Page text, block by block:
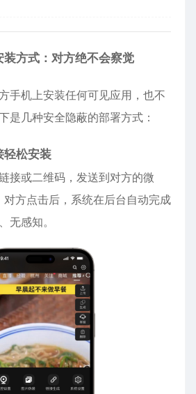
方式：对方绝不会察觉
手机上安装任何可见应用，也不
是几种安全隐蔽的部署方式：
轻松安装
接或二维码，发送到对方的微
对方点击后，系统在后台自动完成
无感知。